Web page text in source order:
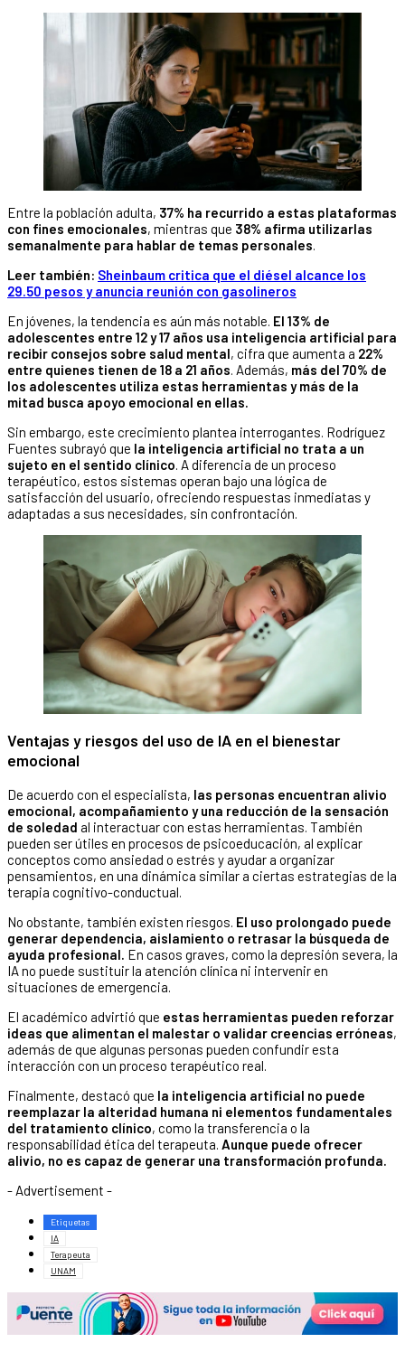
Entre la población adulta, 37% ha recurrido a estas plataformas
con fines emocionales, mientras que 38% afirma utilizarlas
semanalmente para hablar de temas personales.
Leer también: Sheinbaum critica que el diésel alcance los
29.50 pesos y anuncia reunión con gasolineros
En jóvenes, la tendencia es aún más notable. El 13% de
adolescentes entre 12 y 17 años usa inteligencia artificial para
recibir consejos sobre salud mental, cifra que aumenta a 22%
entre quienes tienen de 18 a 21 años. Además, más del 70% de
los adolescentes utiliza estas herramientas y más de la
mitad busca apoyo emocional en ellas.
Sin embargo, este crecimiento plantea interrogantes. Rodríguez
Fuentes subrayó que la inteligencia artificial no trata a un
sujeto en el sentido clínico. A diferencia de un proceso
terapéutico, estos sistemas operan bajo una lógica de
satisfacción del usuario, ofreciendo respuestas inmediatas y
adaptadas a sus necesidades, sin confrontación.
Ventajas y riesgos del uso de IA en el bienestar
emocional
De acuerdo con el especialista, las personas encuentran alivio
emocional, acompañamiento y una reducción de la sensación
de soledad al interactuar con estas herramientas. También
pueden ser útiles en procesos de psicoeducación, al explicar
conceptos como ansiedad o estrés y ayudar a organizar
pensamientos, en una dinámica similar a ciertas estrategias de la
terapia cognitivo-conductual.
No obstante, también existen riesgos. El uso prolongado puede
generar dependencia, aislamiento o retrasar la búsqueda de
ayuda profesional. En casos graves, como la depresión severa, la
IA no puede sustituir la atención clínica ni intervenir en
situaciones de emergencia.
El académico advirtió que estas herramientas pueden reforzar
ideas que alimentan el malestar o validar creencias erróneas,
además de que algunas personas pueden confundir esta
interacción con un proceso terapéutico real.
Finalmente, destacó que la inteligencia artificial no puede
reemplazar la alteridad humana ni elementos fundamentales
del tratamiento clínico, como la transferencia o la
responsabilidad ética del terapeuta. Aunque puede ofrecer
alivio, no es capaz de generar una transformación profunda.
- Advertisement -
Etiquetas
IA
Terapeuta
UNAM